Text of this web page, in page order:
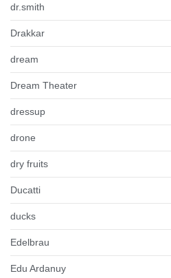
dr.smith
Drakkar
dream
Dream Theater
dressup
drone
dry fruits
Ducatti
ducks
Edelbrau
Edu Ardanuy